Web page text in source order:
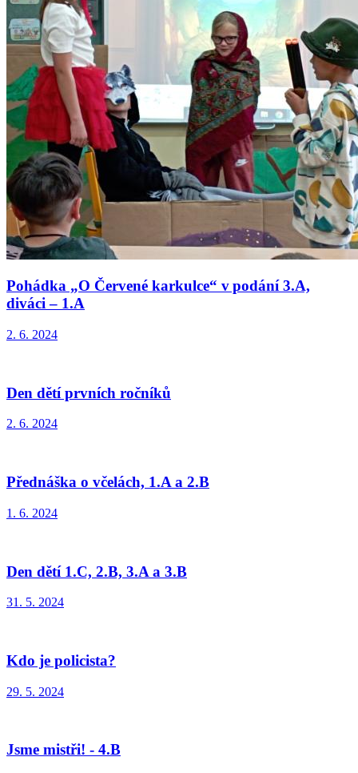
Pohádka „O Červené karkulce“ v podání 3.A,
diváci – 1.A
2. 6. 2024
Den dětí prvních ročníků
2. 6. 2024
Přednáška o včelách, 1.A a 2.B
1. 6. 2024
Den dětí 1.C, 2.B, 3.A a 3.B
31. 5. 2024
Kdo je policista?
29. 5. 2024
Jsme mistři! - 4.B